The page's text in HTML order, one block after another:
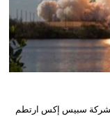
ضخماً تائهاً من صاروخ فالكون 9 تابع لشركة سبيس إكس ارتطم